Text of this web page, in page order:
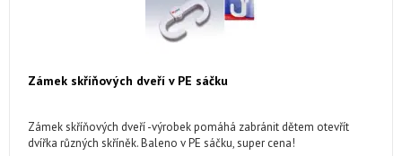
Zámek skříňových dveří v PE sáčku
Zámek skříňových dveří -výrobek pomáhá zabránit dětem otevřít
dvířka různých skříněk. Baleno v PE sáčku, super cena!